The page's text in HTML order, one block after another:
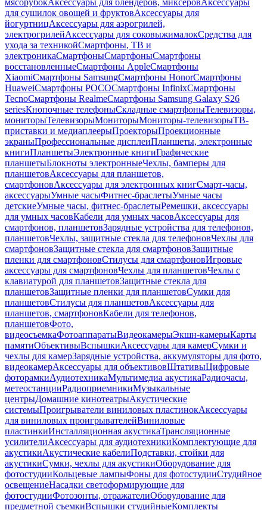
мясорубокАксессуары для блендеров, миксеровАксессуары
для сушилок овощей и фруктовАксессуары для
йогуртницАксессуары для аэрогрилей,
электрогрилейАксессуары для соковыжималокСредства для
ухода за техникойСмартфоны, ТВ и
электроникаСмартфоныСмартфоныСмартфоны
восстановленныеСмартфоны AppleСмартфоны
XiaomiСмартфоны SamsungСмартфоны HonorСмартфоны
HuaweiСмартфоны POCOСмартфоны InfinixСмартфоны
TecnoСмартфоны RealmeСмартфоны Samsung Galaxy S26
seriesКнопочные телефоныСкладные смартфоныТелевизоры,
мониторыТелевизорыМониторыМониторы-телевизорыТВ-
приставки и медиаплеерыПроекторыПроекционные
экраныПрофессиональные дисплеиПланшеты, электронные
книгиПланшетыЭлектронные книгиГрафические
планшетыБлокноты электронныеЧехлы, бамперы для
планшетовАксессуары для планшетов,
смартфоновАксессуары для электронных книгСмарт-часы,
аксессуарыУмные часыФитнес-браслетыУмные часы
детскиеУмные часы, фитнес-браслетыРемешки, аксессуары
для умных часовКабели для умных часовАксессуары для
смартфонов, планшетовЗарядные устройства для телефонов,
планшетовЧехлы, защитные стекла для телефоновЧехлы для
смартфоновЗащитные стекла для смартфоновЗащитные
пленки для смартфоновСтилусы для смартфоновИгровые
аксессуары для смартфоновЧехлы для планшетовЧехлы с
клавиатурой для планшетовЗащитные стекла для
планшетовЗащитные пленки для планшетовСумки для
планшетовСтилусы для планшетовАксессуары для
планшетов, смартфоновКабели для телефонов,
планшетовФото,
видеосъемкаФотоаппаратыВидеокамерыЭкшн-камерыКарты
памятиОбъективыВспышкиАксессуары для камерСумки и
чехлы для камерЗарядные устройства, аккумуляторы для фото,
видеокамерАксессуары для объективовШтативыЦифровые
фоторамкиАудиотехникаМультимедиа акустикаРадиочасы,
метеостанцииРадиоприемникиМузыкальные
центрыДомашние кинотеатрыАкустические
системыПроигрыватели виниловых пластинокАксессуары
для виниловых проигрывателейВиниловые
пластинкиИнсталляционная акустикаТрансляционные
усилителиАксессуары для аудиотехникиКомплектующие для
акустикиАкустические кабелиПодставки, стойки для
акустикиСумки, чехлы для акустикиОборудование для
фотостудииКольцевые лампыФоны для фотостудииСтудийное
освещениеНасадки светоформирующие для
фотостудииФотозонты, отражателиОборудование для
предметной съемкиВспышки студийныеКомплекты